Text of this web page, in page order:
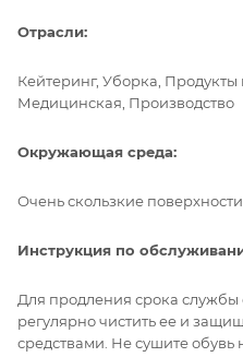
Отрасли:
Кейтеринг, Уборка, Продукты
Медицинская, Производство
Окружающая среда:
Очень скользкие
Инструкция по
Для продления срока
регулярно чистить ее и
средствами. Не сушите обувь